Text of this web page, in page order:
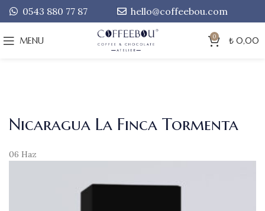
0543 880 77 87 hello@coffeebou.com
MENU 0 ₺ 0,00
Nicaragua La Finca Tormenta
06 Haz